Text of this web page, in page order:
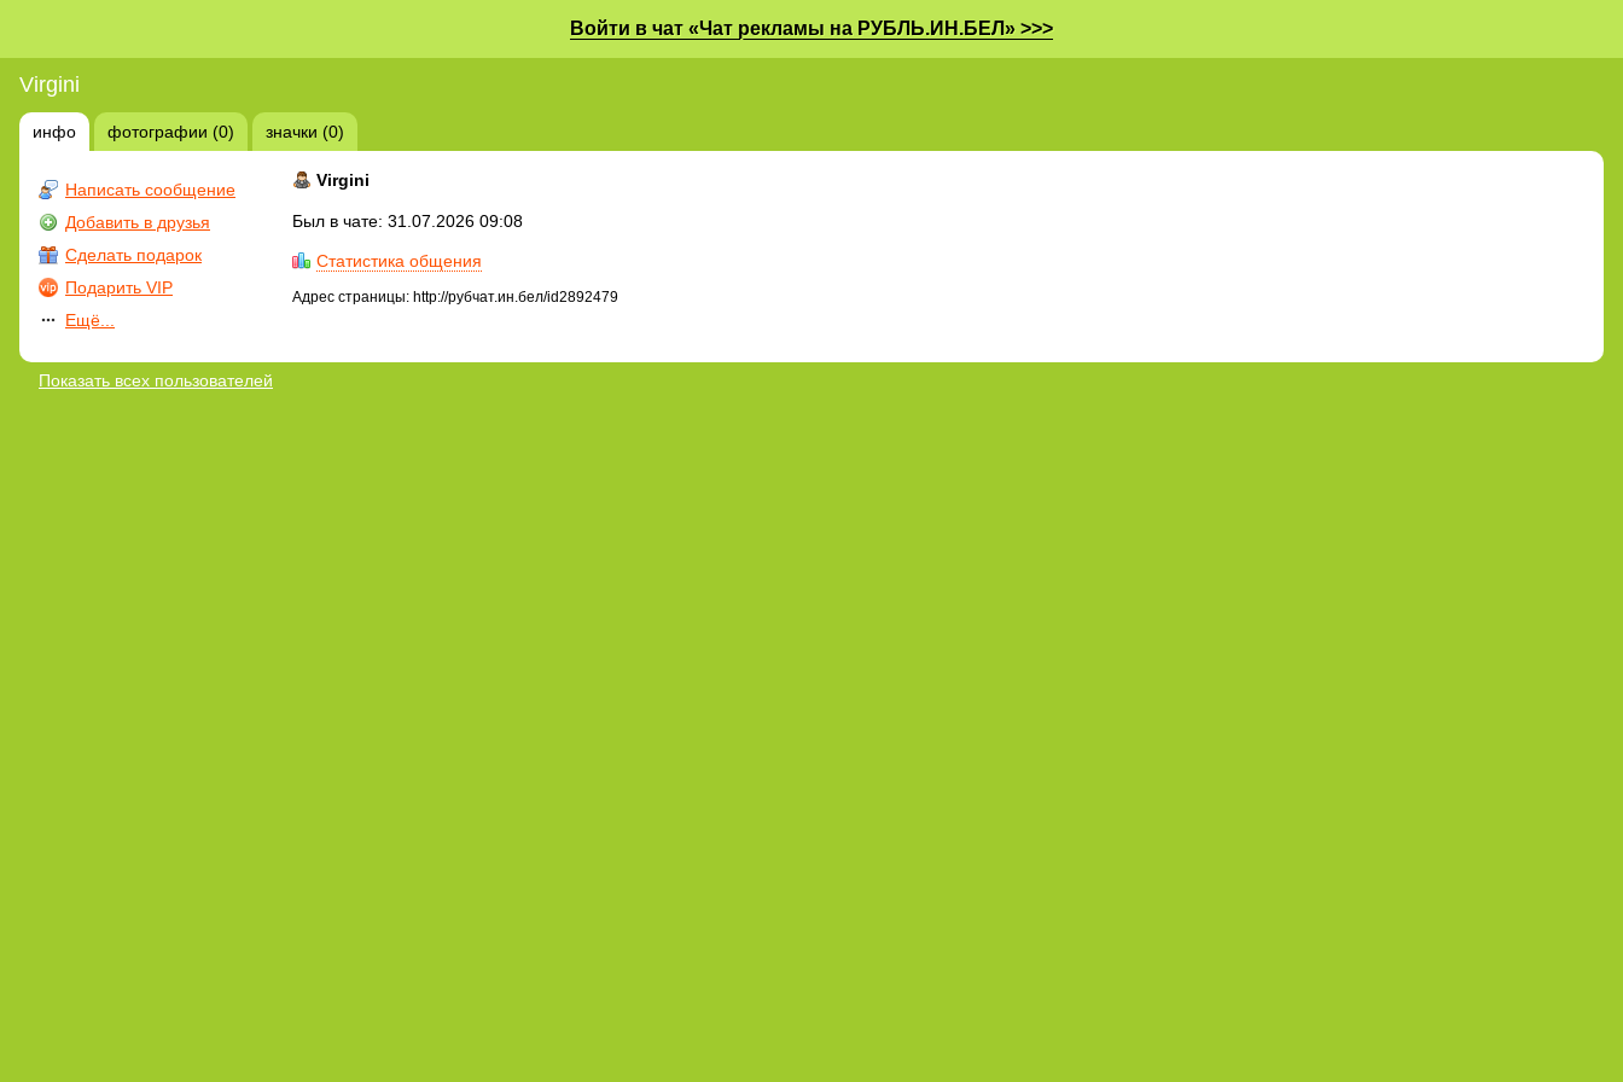
Войти в чат «Чат рекламы на РУБЛЬ.ИН.БЕЛ» >>>
Virgini
инфо фотографии (0) значки (0)
Написать сообщение
Добавить в друзья
Сделать подарок
Подарить VIP
Ещё...
Virgini
Был в чате: 31.07.2026 09:08
Статистика общения
Адрес страницы: http://рубчат.ин.бел/id2892479
Показать всех пользователей